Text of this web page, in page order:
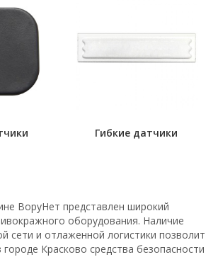
Гибкие датчики
ВоруНет представлен широкий
оборудования. Наличие
сети и отлаженной логистики позволит
Красково средства безопасности